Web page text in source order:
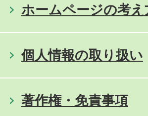
ホームページの考え
個人情報の取り扱い
著作権・免責事項